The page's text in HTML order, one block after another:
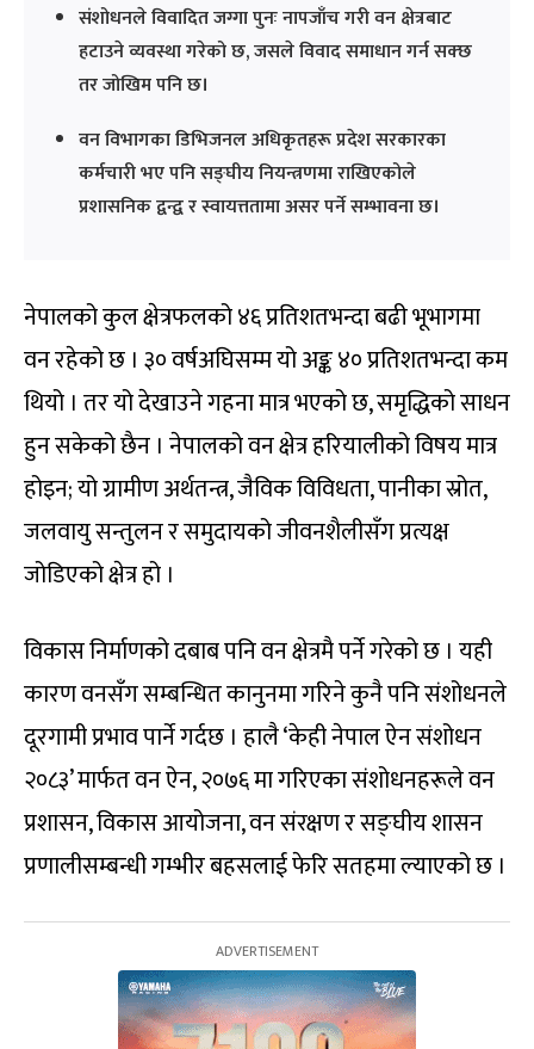
संशोधनले विवादित जग्गा पुनः नापजाँच गरी वन क्षेत्रबाट
हटाउने व्यवस्था गरेको छ, जसले विवाद समाधान गर्न सक्छ
तर जोखिम पनि छ।
वन विभागका डिभिजनल अधिकृतहरू प्रदेश सरकारका
कर्मचारी भए पनि सङ्घीय नियन्त्रणमा राखिएकोले
प्रशासनिक द्वन्द्व र स्वायत्ततामा असर पर्ने सम्भावना छ।
नेपालको कुल क्षेत्रफलको ४६ प्रतिशतभन्दा बढी भूभागमा
वन रहेको छ । ३० वर्षअघिसम्म यो अङ्क ४० प्रतिशतभन्दा कम
थियो । तर यो देखाउने गहना मात्र भएको छ, समृद्धिको साधन
हुन सकेको छैन । नेपालको वन क्षेत्र हरियालीको विषय मात्र
होइन; यो ग्रामीण अर्थतन्त्र, जैविक विविधता, पानीका स्रोत,
जलवायु सन्तुलन र समुदायको जीवनशैलीसँग प्रत्यक्ष
जोडिएको क्षेत्र हो ।
विकास निर्माणको दबाब पनि वन क्षेत्रमै पर्ने गरेको छ । यही
कारण वनसँग सम्बन्धित कानुनमा गरिने कुनै पनि संशोधनले
दूरगामी प्रभाव पार्ने गर्दछ । हालै ‘केही नेपाल ऐन संशोधन
२०८३’ मार्फत वन ऐन, २०७६ मा गरिएका संशोधनहरूले वन
प्रशासन, विकास आयोजना, वन संरक्षण र सङ्घीय शासन
प्रणालीसम्बन्धी गम्भीर बहसलाई फेरि सतहमा ल्याएको छ ।